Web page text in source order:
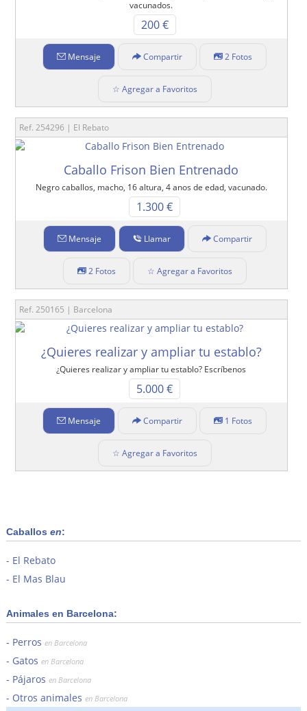
vacunados.
200 €
Mensaje Compartir 2 Fotos
☆ Agregar a Favoritos
Ref. 254296 | El Rebato
Caballo Frison Bien Entrenado
Negro caballos, macho, 16 altura, 4 anos de edad, vacunado.
1.300 €
Mensaje Llamar Compartir
2 Fotos ☆ Agregar a Favoritos
Ref. 250165 | Barcelona
¿Quieres realizar y ampliar tu establo?
¿Quieres realizar y ampliar tu establo? Escríbenos
5.000 €
Mensaje Compartir 1 Fotos
☆ Agregar a Favoritos
Caballos en:
El Rebato
El Mas Blau
Animales en Barcelona:
Perros en Barcelona
Gatos en Barcelona
Pájaros en Barcelona
Otros animales en Barcelona